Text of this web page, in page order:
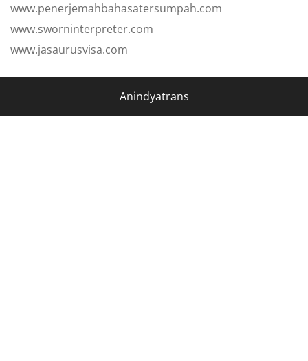
www.penerjemahbahasatersumpah.com
www.sworninterpreter.com
www.jasaurusvisa.com
Anindyatrans